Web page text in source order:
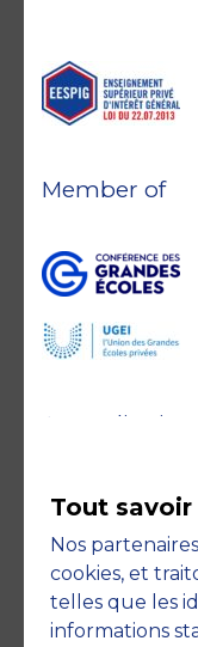
Accreditations
Member of
Engagements
Tout
Nos
cookies, et
telles que les
informations